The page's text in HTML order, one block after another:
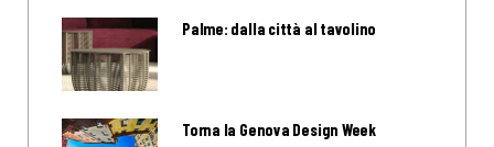
Palme: dalla città al tavolino
Torna la Genova Design Week